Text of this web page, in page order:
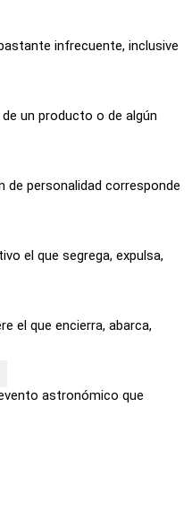
infrecuente, inclusive
un producto o de algún
de personalidad corresponde
el que segrega, expulsa,
el que encierra, abarca,
astronómico que